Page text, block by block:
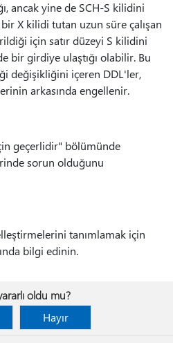
ancak yine de SCH-S kilidini
X kilidi tutan uzun süre çalışan
için satır düzeyi S kilidini
bir girdiye ulaştığı olabilir. Bu
değişikliğini içeren DDL'ler,
arkasında engellenir.
geçerlidir" bölümünde
sorun olduğunu
tanımlamak için
bilgi edinin.
oldu mu?
Hayır